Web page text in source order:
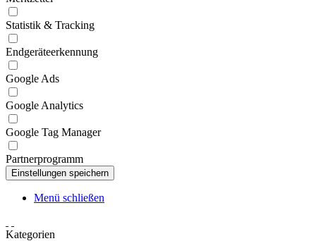
Statistik & Tracking
Endgeräteerkennung
Google Ads
Google Analytics
Google Tag Manager
Partnerprogramm
Menü schließen
Kategorien